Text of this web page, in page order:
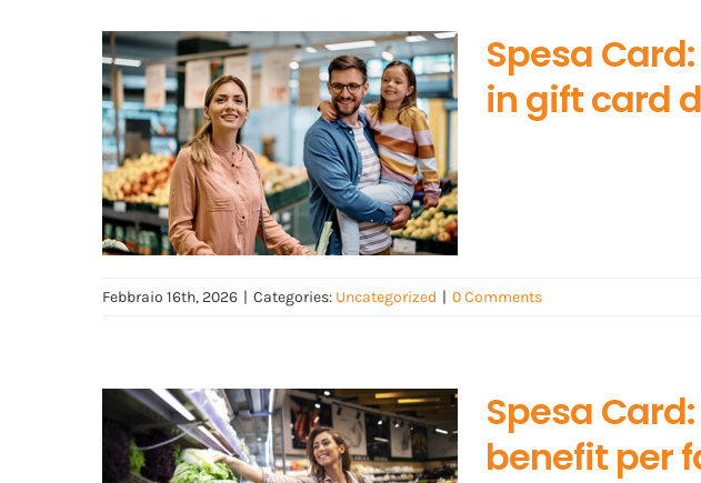
Spesa
in gift card
Febbraio 16th, 2026 | Categories: Uncategorized | 0 Comments
Spesa
benefit per